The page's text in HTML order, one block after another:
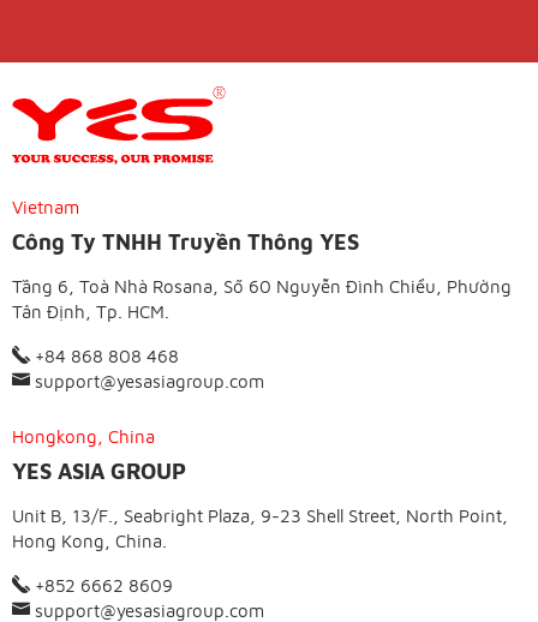
Vietnam
Công Ty TNHH Truyền Thông YES
Tầng 6, Toà Nhà Rosana, Số 60 Nguyễn Đình Chiểu, Phường
Tân Định, Tp. HCM.
+84 868 808 468
support@yesasiagroup.com
Hongkong, China
YES ASIA GROUP
Unit B, 13/F., Seabright Plaza, 9-23 Shell Street, North Point,
Hong Kong, China.
+852 6662 8609
support@yesasiagroup.com